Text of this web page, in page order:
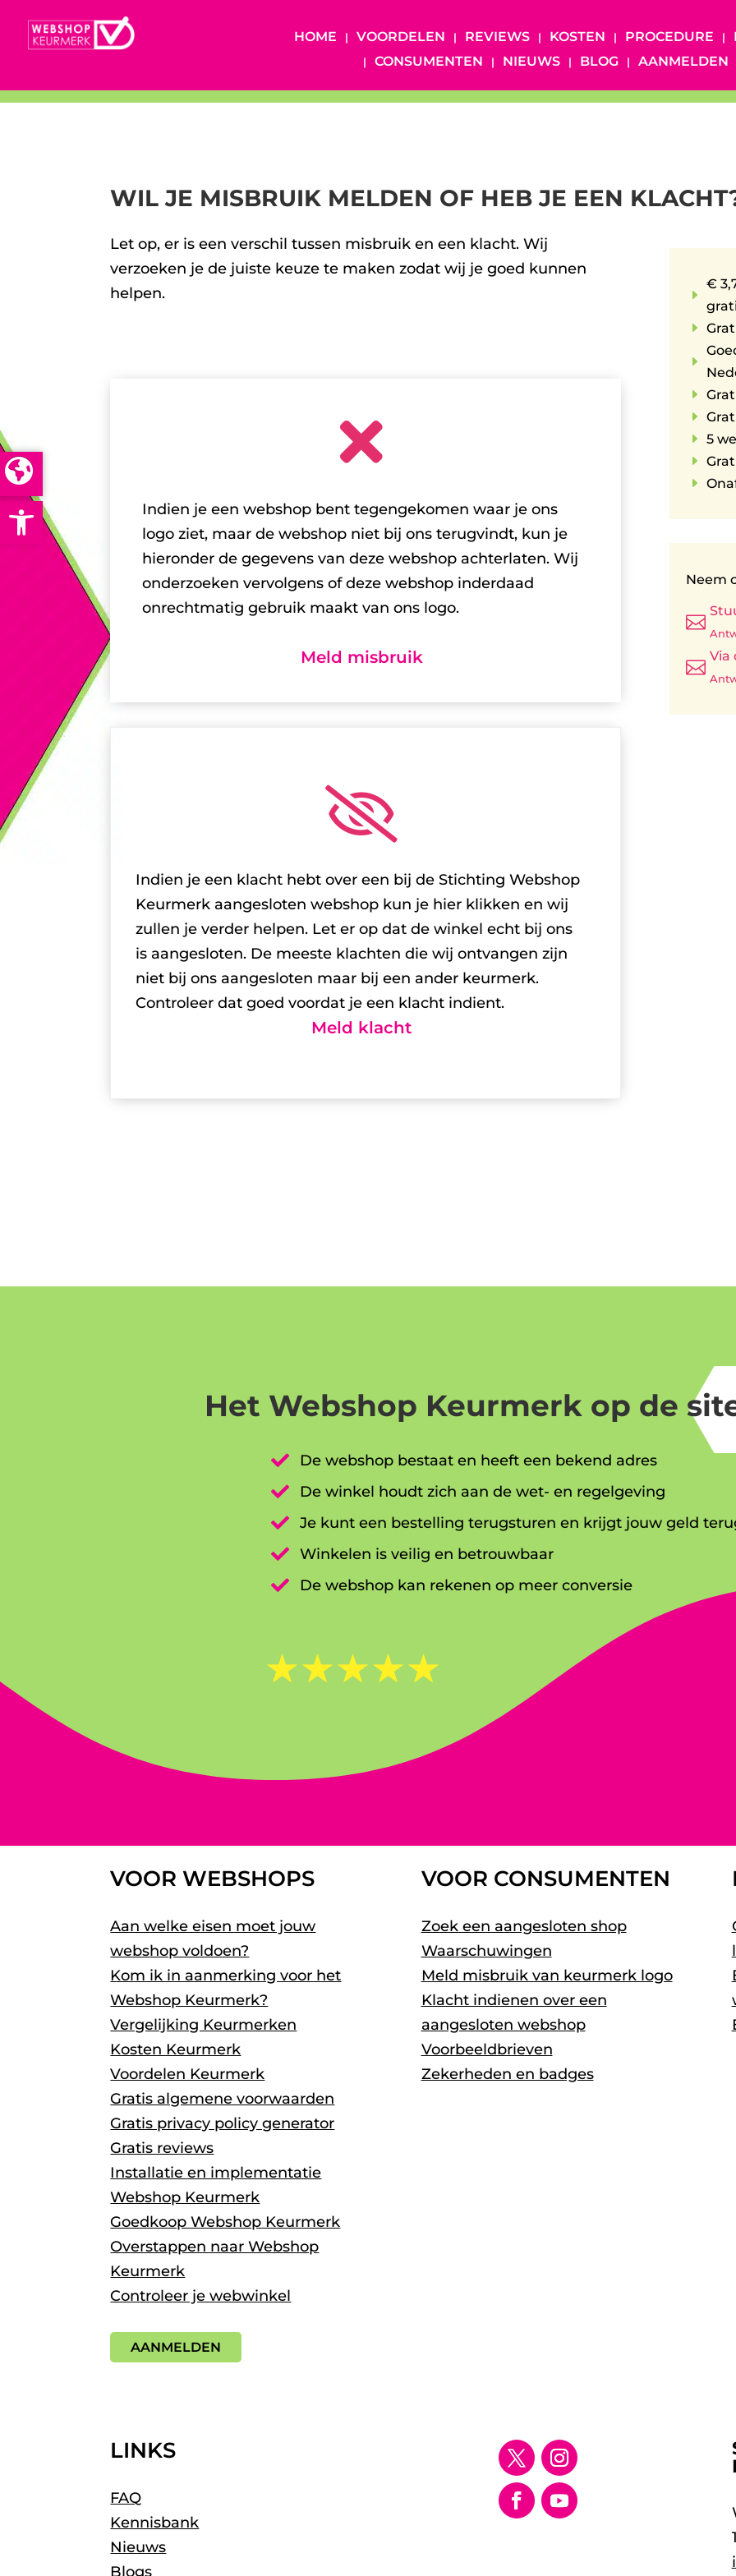
Open toolbar
HOME VOORDELEN REVIEWS KOSTEN PROCEDURE
CONSUMENTEN
NIEUWS BLOG AANMELDEN
WIL JE MISBRUIK MELDEN OF HEB JE EEN
Let op, er is een verschil tussen misbruik en een klacht. Wij
verzoeken je de juiste keuze te maken zodat wij je goed kunnen
helpen.

Indien je een webshop bent tegengekomen waar je ons
logo ziet, maar de webshop niet bij ons terugvindt, kun je
hieronder de gegevens van deze webshop achterlaten. Wij
onderzoeken vervolgens of deze webshop inderdaad
onrechtmatig gebruik maakt van ons logo.
Meld misbruik

Indien je een klacht hebt over een bij de Stichting Webshop
Keurmerk aangesloten webshop kun je hier klikken en wij
zullen je verder helpen. Let er op dat de winkel echt bij ons
is aangesloten. De meeste klachten die wij ontvangen zijn
niet bij ons aangesloten maar bij een ander keurmerk.
Controleer dat goed voordat je een klacht indient.
Meld klacht
E
€
E
E
E
E
E 5
E
E
Neem


Via
Het Webshop Keurmerk op de

De webshop bestaat en heeft een bekend adres

De winkel houdt zich aan de wet- en regelgeving
 Je kunt een bestelling terugsturen en krijgt jouw geld
 Winkelen is veilig en betrouwbaar

De webshop kan rekenen op meer conversie
☆☆☆☆☆
VOOR WEBSHOPS
Aan welke eisen moet jouw
webshop voldoen?
Kom ik in aanmerking voor het
Webshop Keurmerk?
Vergelijking Keurmerken
Kosten Keurmerk
Voordelen Keurmerk
Gratis algemene voorwaarden
Gratis privacy policy generator
Gratis reviews
Installatie en implementatie
Webshop Keurmerk
Goedkoop Webshop Keurmerk
Overstappen naar Webshop
Keurmerk
Controleer je webwinkel
AANMELDEN
VOOR CONSUMENTEN
Zoek een aangesloten shop
Waarschuwingen
Meld misbruik van keurmerk logo
Klacht indienen over een
aangesloten webshop
Voorbeeldbrieven
Zekerheden en badges
LINKS
FAQ
Kennisbank
Nieuws
Blogs